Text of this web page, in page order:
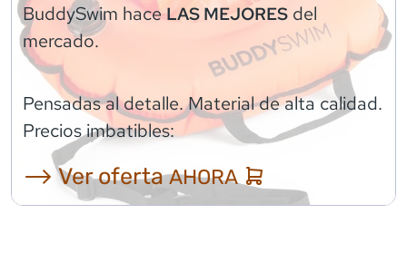
BuddySwim haceLAS MEJORES del
mercado.
Pensadas al detalle. Material de alta calidad.
Precios imbatibles:
⟶ Ver ofertaAHORA